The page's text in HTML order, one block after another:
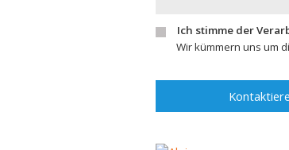
Ich stimme der
Wir kümmern uns um